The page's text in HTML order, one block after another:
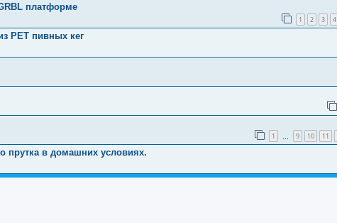
платформе
1 2 3 4
PET пивных кег
1 9 10 11
прутка в домашних условиях.